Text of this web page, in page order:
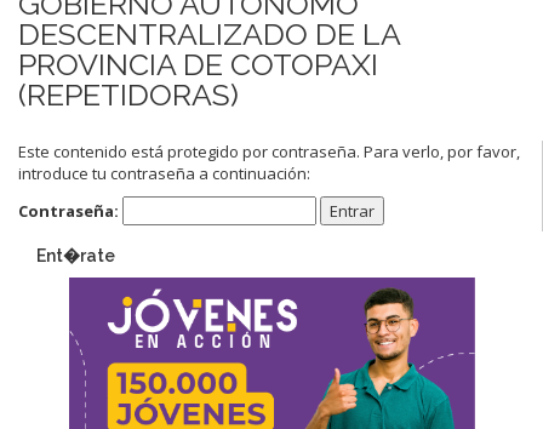
DESCENTRALIZADO DE LA
PROVINCIA DE COTOPAXI
(REPETIDORAS)
Este contenido está protegido por contraseña. Para verlo, por favor,
introduce tu contraseña a continuación:
Contraseña:
Ent�rate